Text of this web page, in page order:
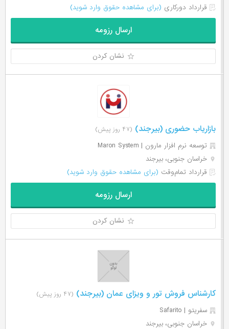
قرارداد دورکاری (برای مشاهده حقوق وارد شوید)
ارسال رزومه
نشان کردن
بازاریاب حضوری (بیرجند) (۴۷ روز پیش)
توسعه نرم افزار مارون | Maron System
خراسان جنوبی، بیرجند
قرارداد تمام‌وقت (برای مشاهده حقوق وارد شوید)
ارسال رزومه
نشان کردن
کارشناس فروش تور و ویزای عمان (بیرجند) (۴۷ روز پیش)
سفریتو | Safarito
خراسان جنوبی، بیرجند